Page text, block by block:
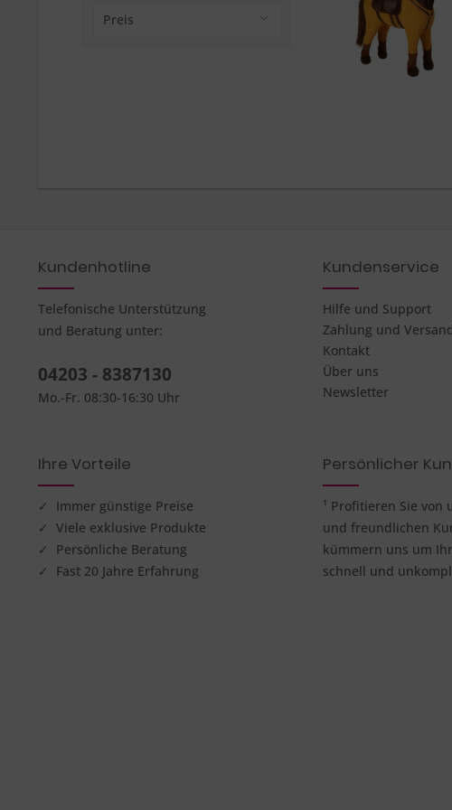
ab 4 Jahren
BY ASTRUP®
Preis
Kundenhotline
Telefonische Unterstützung
und Beratung unter:
04203 - 8387130
Mo.-Fr. 08:30-16:30 Uhr
Kundenservice
Hilfe und Support
Zahlung und Versand
Kontakt
Über uns
Newsletter
Ihre Vorteile
✓ Immer günstige Preise
✓ Viele exklusive Produkte
✓ Persönliche Beratung
✓ Fast 20 Jahre Erfahrung
Persönlicher
¹ Profitieren Sie von
und freundlichen
kümmern uns um
schnell und